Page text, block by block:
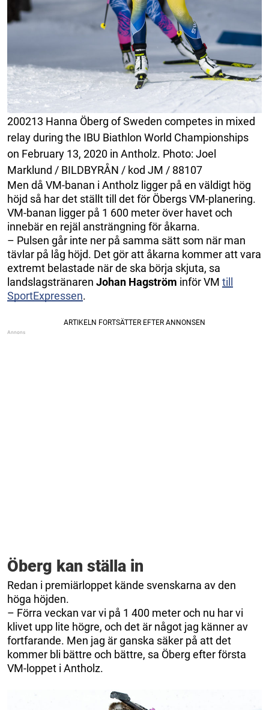
200213 Hanna Öberg of Sweden competes in mixed
relay during the IBU Biathlon World Championships
on February 13, 2020 in Antholz. Photo: Joel
Marklund / BILDBYRÅN / kod JM / 88107
Men då VM-banan i Antholz ligger på en väldigt hög
höjd så har det ställt till det för Öbergs VM-planering.
VM-banan ligger på 1 600 meter över havet och
innebär en rejäl ansträngning för åkarna.
– Pulsen går inte ner på samma sätt som när man
tävlar på låg höjd. Det gör att åkarna kommer att vara
extremt belastade när de ska börja skjuta, sa
landslagstränaren Johan Hagström inför VM till
SportExpressen.
Öberg kan ställa in
Redan i premiärloppet kände svenskarna av den
höga höjden.
– Förra veckan var vi på 1 400 meter och nu har vi
klivet upp lite högre, och det är något jag känner av
fortfarande. Men jag är ganska säker på att det
kommer bli bättre och bättre, sa Öberg efter första
VM-loppet i Antholz.